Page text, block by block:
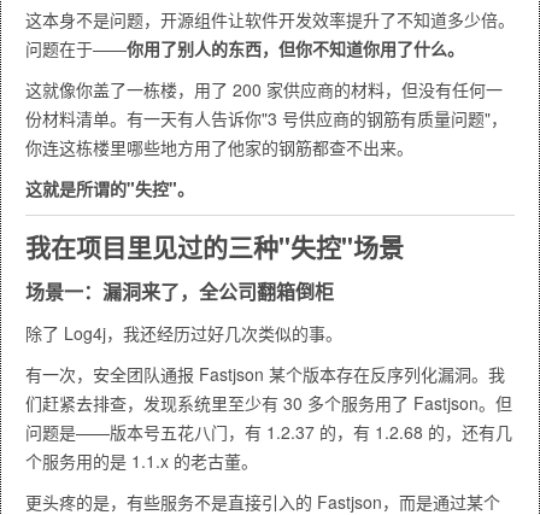
这本身不是问题，开源组件让软件开发效率提升了不知道多少倍。
问题在于——你用了别人的东西，但你不知道你用了什么。
这就像你盖了一栋楼，用了 200 家供应商的材料，但没有任何一
份材料清单。有一天有人告诉你"3 号供应商的钢筋有质量问题"，
你连这栋楼里哪些地方用了他家的钢筋都查不出来。
这就是所谓的"失控"。
我在项目里见过的三种"失控"场景
场景一：漏洞来了，全公司翻箱倒柜
除了 Log4j，我还经历过好几次类似的事。
有一次，安全团队通报 Fastjson 某个版本存在反序列化漏洞。我
们赶紧去排查，发现系统里至少有 30 多个服务用了 Fastjson。但
问题是——版本号五花八门，有 1.2.37 的，有 1.2.68 的，还有几
个服务用的是 1.1.x 的老古董。
更头疼的是，有些服务不是直接引入的 Fastjson，而是通过某个